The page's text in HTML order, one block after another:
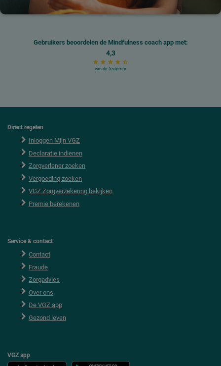
Gebruikers beoordelen de Mindfulness coach app met:
4,3
van de 5 sterren
Direct regelen
Inloggen Mijn VGZ
Declaratie indienen
Zorgverlener zoeken
Vergoeding zoeken
VGZ Zorgverzekering bekijken
Premie berekenen
Service & contact
Contact
Fraude
Zorgadvies
Over ons
De VGZ app
Gezond leven
VGZ app